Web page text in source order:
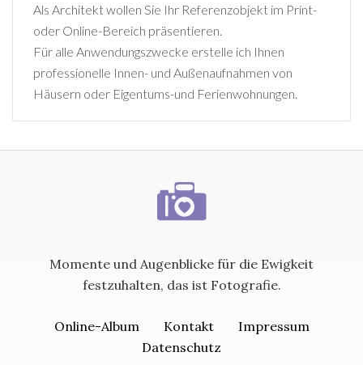
Als Architekt wollen Sie Ihr Referenzobjekt im Print-
oder Online-Bereich präsentieren.
Für alle Anwendungszwecke erstelle ich Ihnen
professionelle Innen- und Außenaufnahmen von
Häusern oder Eigentums-und Ferienwohnungen.
Momente und Augenblicke für die Ewigkeit
festzuhalten, das ist Fotografie.
Online-Album Kontakt
Impressum
Datenschutz